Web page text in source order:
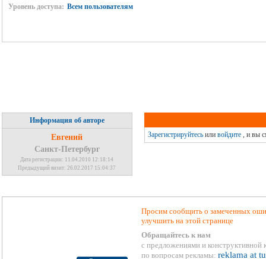
Уровень доступа: Всем пользователям
Информация об авторе
Евгений
Санкт-Петербург
Дата регистрации: 11.04.2010 12:18:14
Предыдущий визит: 26.02.2017 15:04:37
Зарегистрируйтесьили войдите, и вы
Просим сообщить о замеченных
улучшить на этой странице
Обращайтесь к нам
с предложениями и конструктивной
по вопросам рекламы: reklama at